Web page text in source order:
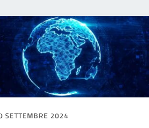
SETTEMBRE 2024